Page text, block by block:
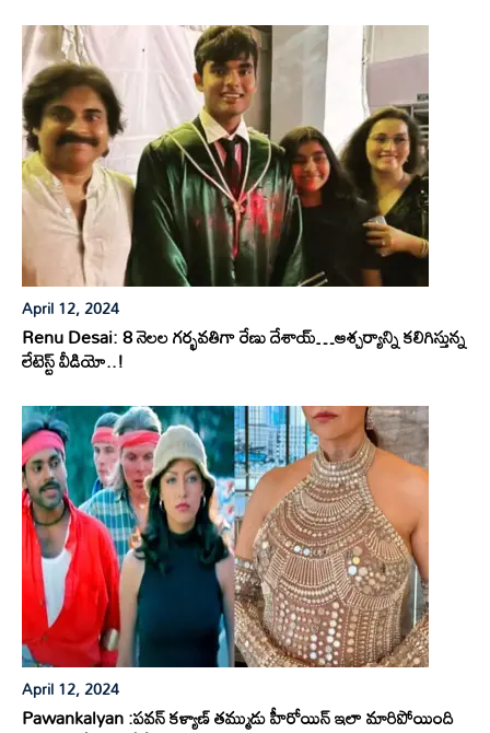
April 12, 2024
Renu Desai: 8 నెలల గర్భవతిగా రేణు దేశాయ్…ఆశ్చర్యాన్ని కలిగిస్తున్న
లేటెస్ట్ వీడియో..!
April 12, 2024
Pawankalyan :పవన్ కళ్యాణ్ తమ్ముడు హీరోయిన్ ఇలా మారిపోయింది